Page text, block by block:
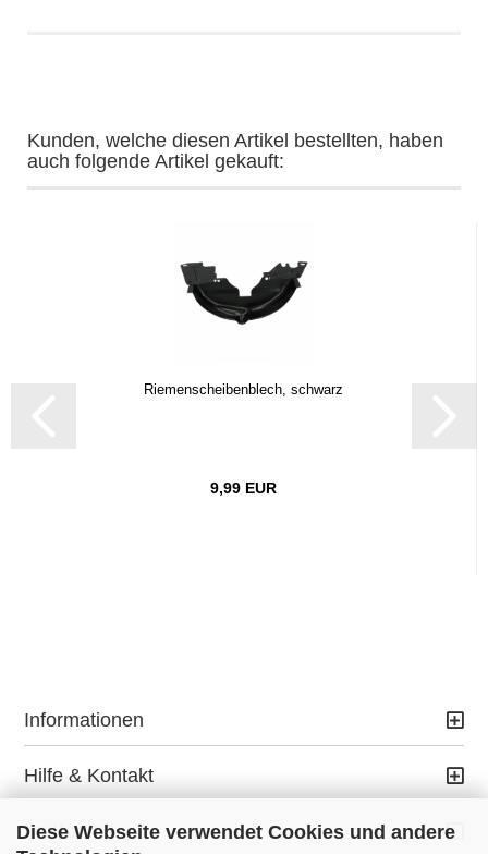
Diese Webseite verwendet Cookies und andere
Kunden, welche diesen Artikel bestellten, haben
auch folgende Artikel gekauft:
Riemenscheibenblech, schwarz
9,99 EUR
Informationen
Hilfe & Kontakt
Ihr Konto